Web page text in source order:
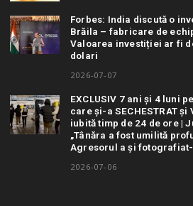
Forbes: India discută o
Brăila – fabricare de
Valoarea investiției ar fi
dolari
2026-07-07
EXCLUSIV 7 ani și 4 luni
care și-a SECHESTRAT și
iubită timp de 24 de ore |
„Tânăra a fost umilită
Agresorul a și
2026-07-06